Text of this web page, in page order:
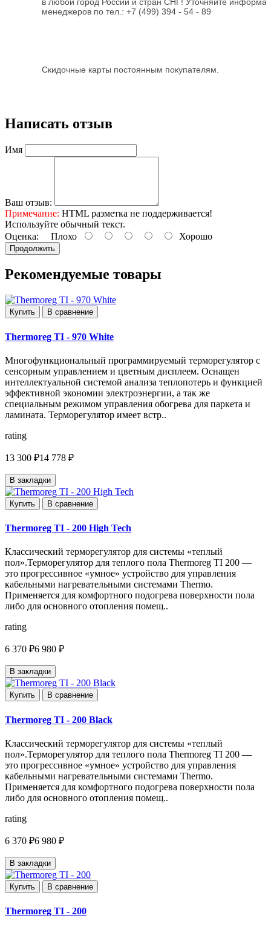
менеджеров по тел.: +7 (499) 394 - 54 - 89
Скидочные карты постоянным покупателям.
Написать отзыв
Имя
Ваш отзыв:
Примечание: HTML разметка не поддерживается!
Используйте обычный текст.
Оценка: Плохо Хорошо
Продолжить
Рекомендуемые товары
Купить В сравнение
Thermoreg TI - 970 White
Многофункциональный программируемый терморегулятор с
сенсорным управлением и цветным дисплеем. Оснащен
интеллектуальной системой анализа теплопотерь и функцией
эффективной экономии электроэнергии, а так же
специальным режимом управления обогрева для паркета и
ламината. Терморегулятор имеет встр..
rating
13 300 ₽14 778 ₽
В закладки
Купить В сравнение
Thermoreg TI - 200 High Tech
Классический терморегулятор для системы «теплый
пол».Терморегулятор для теплого пола Thermoreg TI 200 —
это прогрессивное «умное» устройство для управления
кабельными нагревательными системами Thermo.
Применяется для комфортного подогрева поверхности пола
либо для основного отопления помещ..
rating
6 370 ₽6 980 ₽
В закладки
Купить В сравнение
Thermoreg TI - 200 Black
Классический терморегулятор для системы «теплый
пол».Терморегулятор для теплого пола Thermoreg TI 200 —
это прогрессивное «умное» устройство для управления
кабельными нагревательными системами Thermo.
Применяется для комфортного подогрева поверхности пола
либо для основного отопления помещ..
rating
6 370 ₽6 980 ₽
В закладки
Купить В сравнение
Thermoreg TI - 200